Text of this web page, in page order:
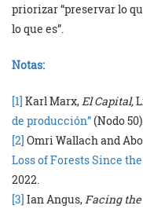
priorizar “preservar lo
lo que es”.
Notas:
[1] Karl Marx,El Capital,
de producción”(Nodo
[2] Omri Wallach and
Loss of Forests Since
2022.
[3] Ian Angus,Facing